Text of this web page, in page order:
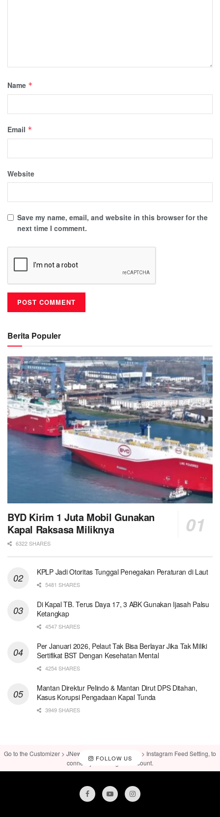
Name *
Email *
Website
Save my name, email, and website in this browser for the
next time I comment.
Berita Populer
BYD Kirim 1 Juta Mobil Gunakan
Kapal Raksasa Miliknya
6322 SHARES
KPLP Jadi Otoritas Tunggal Penegakan Peraturan di Laut
5481 SHARES
Di Kapal TB. Terus Daya 17, 3 ABK Gunakan Ijasah Palsu
Ketangkap
4547 SHARES
Per Januari 2026, Pelaut Tak Bisa Berlayar Jika Tak Miliki
Sertifikat BST Dengan Kesehatan Mental
4254 SHARES
Mantan Direktur Pelindo & Mantan Dirut DPS Ditahan,
Kasus Korupsi Pengadaan Kapal Tunda
3949 SHARES
FOLLOW US
Go to the Customizer > JNews : Social, Like & View > Instagram Feed Setting, to
connect your Instagram account.